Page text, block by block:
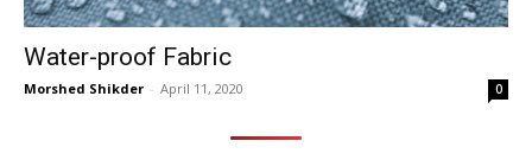
Water-proof Fabric
Morshed Shikder - April 11, 2020 0